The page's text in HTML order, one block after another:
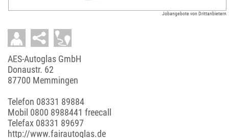
Jobangebote von Drittanbietern
AES-Autoglas GmbH
Donaustr. 62
87700 Memmingen
Telefon 08331 89884
Mobil 0800 8988441 freecall
Telefax 08331 89697
http://www.fairautoglas.de